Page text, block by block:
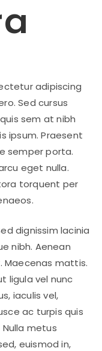
adipiscing
Sed cursus
sem at nibh
ipsum. Praesent
semper porta.
eget nulla.
torquent per
dignissim lacinia
nibh. Aenean
Maecenas mattis.
ligula vel nunc
iaculis vel,
ac turpis quis
Nulla metus
euismod in,